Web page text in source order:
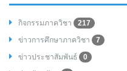
กิจกรรมภาควิชา
217
ข่าวการศึกษาภาควิชา
7
ข่าวประชาสัมพันธ์
0